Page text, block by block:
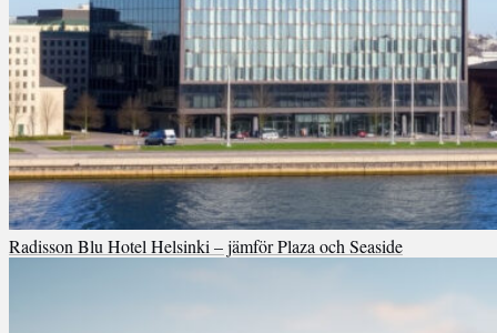
Radisson Blu Hotel Helsinki – jämför Plaza och Seaside